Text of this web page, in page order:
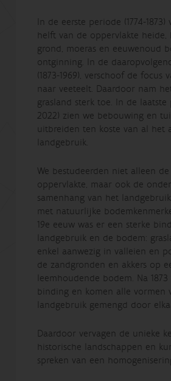
In de eerste periode (1774-
helft van de oppervlakte heide,
grond, moeras en eeuwenoud
ontginning. In de
(1873-1969), verschoof de focus
naar veeteelt. Daardoor nam
grasland sterk toe. In de laatste
2022) zien we bebouwing en
uitbreiden ten koste van al het
landgebruik.
We bestudeerden niet alleen
oppervlakte, maar ook de
samenhang van het
met natuurlijke
19e eeuw was er een sterke
landgebruik en de bodem:
enkel aanwezig in valleien en
de zandgronden en akkers op
leemhoudende bodem. Na
binding en komen alle vormen
landgebruik gemengd door
Daardoor vervagen de unieke
historische landschappen en
spreken van een